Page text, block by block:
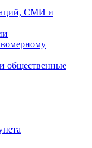
СМИ и
общественные